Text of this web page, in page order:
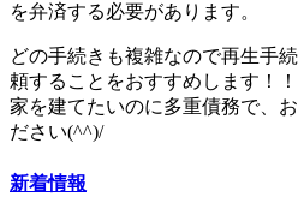
を弁済する必要があります。
どの手続きも複雑なので再生手
頼することをおすすめします！！
家を建てたいのに多重債務で、
ださい(^^)/
新着情報